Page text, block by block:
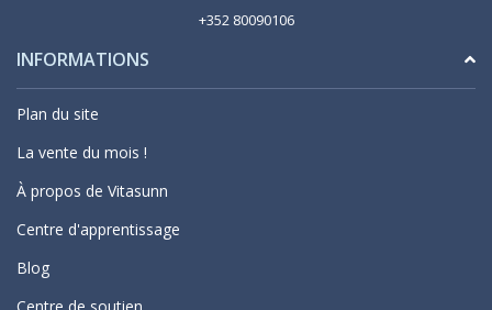
+352 80090106
INFORMATIONS
Plan du site
La vente du mois !
À propos de Vitasunn
Centre d'apprentissage
Blog